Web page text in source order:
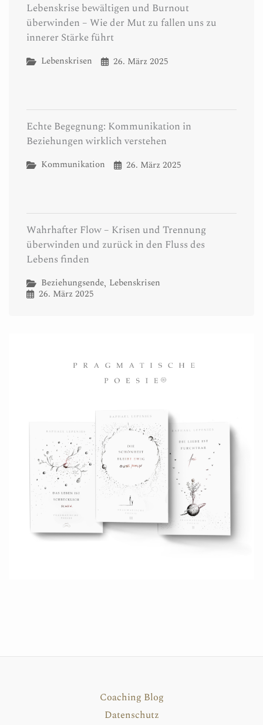
Lebenskrise bewältigen und Burnout
überwinden – Wie der Mut zu fallen uns zu
innerer Stärke führt
Lebenskrisen 26. März 2025
Echte Begegnung: Kommunikation in
Beziehungen wirklich verstehen
Kommunikation 26. März 2025
Wahrhafter Flow – Krisen und Trennung
überwinden und zurück in den Fluss des
Lebens finden
Beziehungsende, Lebenskrisen
26. März 2025
Coaching Blog
Datenschutz